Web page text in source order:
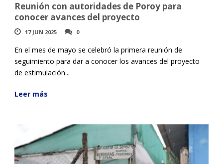
Reunión con autoridades de Poroy para
conocer avances del proyecto
17 JUN 2025 0
En el mes de mayo se celebró la primera reunión de
seguimiento para dar a conocer los avances del proyecto
de estimulación...
Leer más